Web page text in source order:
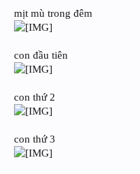
mịt mù trong đêm
con đầu tiên
con thứ 2
con thứ 3